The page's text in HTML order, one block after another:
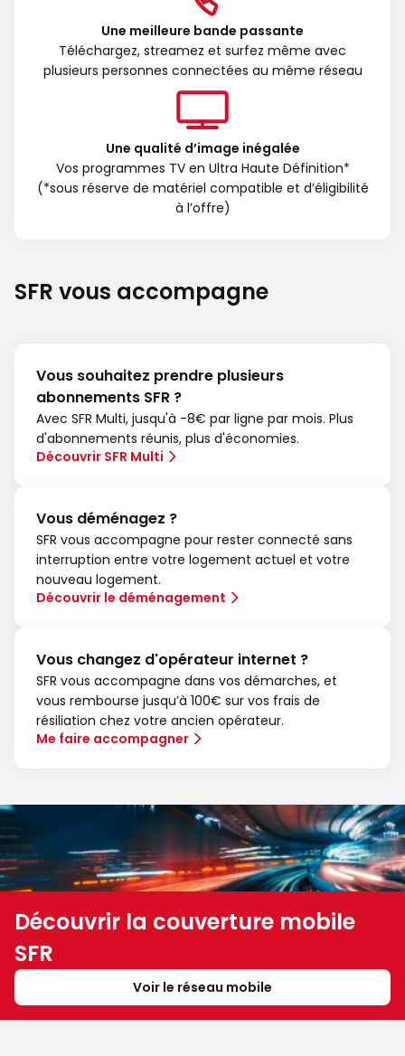
Une meilleure bande passante
Téléchargez, streamez et surfez même avec
plusieurs personnes connectées au même réseau
Une qualité d’image inégalée
Vos programmes TV en Ultra Haute Définition*
(*sous réserve de matériel compatible et d’éligibilité
à l’offre)
SFR vous accompagne
Vous souhaitez prendre plusieurs
abonnements SFR ?
Avec SFR Multi, jusqu'à -8€ par ligne par mois. Plus
d'abonnements réunis, plus d'économies.
Découvrir SFR Multi
Vous déménagez ?
SFR vous accompagne pour rester connecté sans
interruption entre votre logement actuel et votre
nouveau logement.
Découvrir le déménagement
Vous changez d'opérateur internet ?
SFR vous accompagne dans vos démarches, et
vous rembourse jusqu’à 100€ sur vos frais de
résiliation chez votre ancien opérateur.
Me faire accompagner
Découvrir la couverture mobile
SFR
Voir le réseau mobile